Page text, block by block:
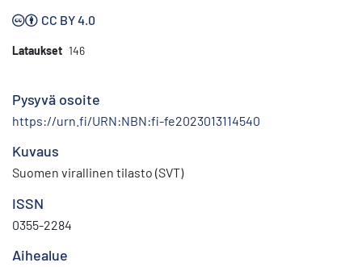
CC BY 4.0
Lataukset 146
Pysyvä osoite
https://urn.fi/URN:NBN:fi-fe2023013114540
Kuvaus
Suomen virallinen tilasto (SVT)
ISSN
0355-2284
Aihealue